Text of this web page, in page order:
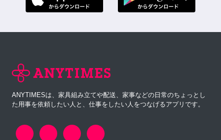
ANYTIMESは、家具組み立てや配送、家事などの日常のちょっとし
た用事を依頼したい人と、仕事をしたい人をつなげるアプリです。